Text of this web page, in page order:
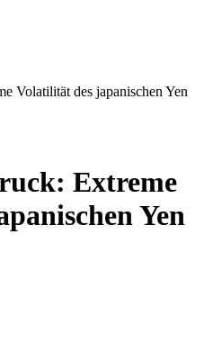
Volatilität des japanischen Yen
Extreme
Yen